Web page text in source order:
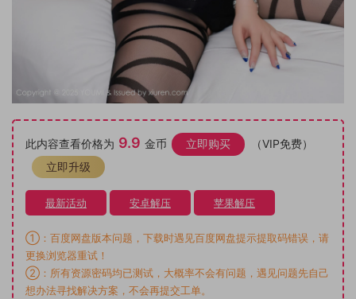
此内容查看价格为 9.9 金币 立即购买
（VIP免费）
立即升级
最新活动 安卓解压 苹果解压
①：百度网盘版本问题，下载时遇见百度网盘提示提取码错误，请
更换浏览器重试！
②：所有资源密码均已测试，大概率不会有问题，遇见问题先自己
想办法寻找解决方案，不会再提交工单。